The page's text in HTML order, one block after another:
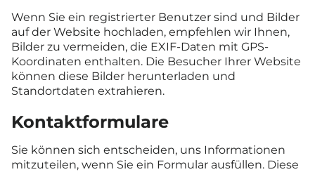
Wenn Sie ein registrierter Benutzer sind und Bilder
auf der Website hochladen, empfehlen wir Ihnen,
Bilder zu vermeiden, die EXIF-Daten mit GPS-
Koordinaten enthalten. Die Besucher Ihrer Website
können diese Bilder herunterladen und
Standortdaten extrahieren.
Kontaktformulare
Sie können sich entscheiden, uns Informationen
mitzuteilen, wenn Sie ein Formular ausfüllen. Diese